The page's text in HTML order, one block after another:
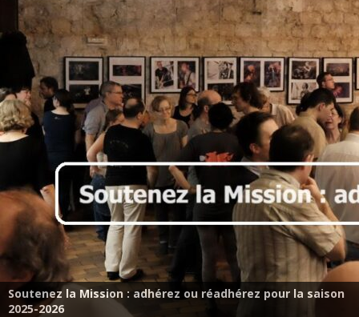
Soutenez la Mission : adhérez ou réadhérez pour la saison
2025-2026